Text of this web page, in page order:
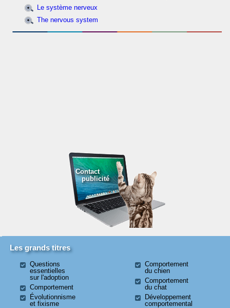
Le système nerveux
The nervous system
Contact
publicité
Les grands titres
Questions
essentielles
sur l'adoption
Comportement
Évolutionnisme
et fixisme
Comportement
du chien
Comportement
du chat
Développement
comportemental